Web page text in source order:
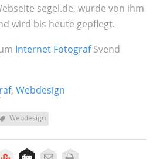
segel.de, wurde von ihm
wird bis heute gepflegt.
Internet FotografSvend
, Webdesign
Webdesign